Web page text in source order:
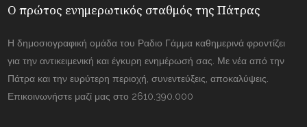
Ο πρώτος ενημερωτικός σταθμός της Πάτρας
Η δημοσιογραφική ομάδα του Ραδιο Γάμμα καθημερινά φροντίζει
για την αντικειμενική και έγκυρη ενημέρωσή σας. Με νέα από την
Πάτρα και την ευρύτερη περιοχή, συνεντεύξεις, αποκαλύψεις.
Επικοινωνήστε μαζί μας στο 2610.390.000